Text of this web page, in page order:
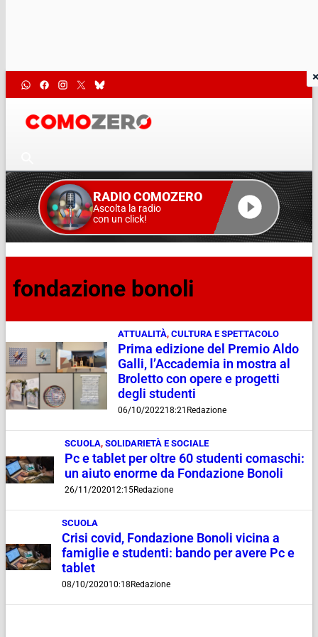
RADIO COMOZERO
Ascolta la radio
con un click!
fondazione bonoli
ATTUALITÀ, CULTURA E SPETTACOLO
Prima edizione del Premio Aldo
Galli, l’Accademia in mostra al
Broletto con opere e progetti
degli studenti
06/10/202218:21 Redazione
SCUOLA, SOLIDARIETÀ E SOCIALE
Pc e tablet per oltre 60 studenti comaschi:
un aiuto enorme da Fondazione Bonoli
26/11/202012:15Redazione
SCUOLA
Crisi covid, Fondazione Bonoli vicina a
famiglie e studenti: bando per avere Pc e
tablet
08/10/202010:18Redazione